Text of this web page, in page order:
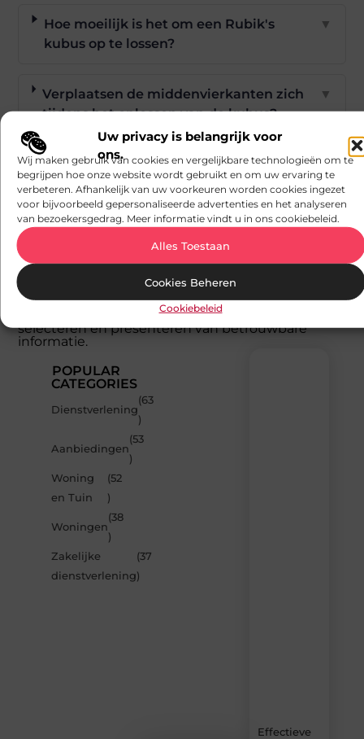
Uw privacy is belangrijk voor
ons.
Wij maken gebruik van cookies en vergelijkbare technologieën om te
begrijpen hoe onze website wordt gebruikt en om uw ervaring te
verbeteren. Afhankelijk van uw voorkeuren worden cookies ingezet
voor bijvoorbeeld gepersonaliseerde advertenties en het analyseren
van bezoekersgedrag. Meer informatie vindt u in ons cookiebeleid.
Alles Toestaan
Cookies Beheren
Cookiebeleid
Hoe moeilijk is het om een Rubik's
kubus op te lossen?
▼
Verplaatsen de middenvierkanten zich
tijdens het oplossen van de kubus?
▼
Goed artikel? Deel hem dan op:
X
(Twitter)
FacebookPinterestLinkedIn Email
Tags:
rubiks kubus
Dit artikel is samengesteld door het redactieteam
van avmedia.be, dat zich richt op het zorgvuldig
selecteren en presenteren van betrouwbare
informatie.
POPULAR
CATEGORIES
Dienstverlening
(63
)
Aanbiedingen
(53
)
Woning
en Tuin
(52
)
Woningen
(38
)
Zakelijke
dienstverlening
(37
)
Effectieve